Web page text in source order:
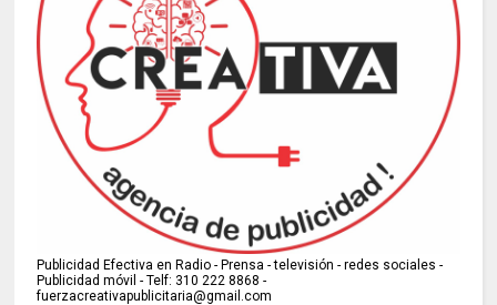
Publicidad Efectiva en Radio - Prensa - televisión - redes sociales -
Publicidad móvil - Telf: 310 222 8868 -
fuerzacreativapublicitaria@gmail.com